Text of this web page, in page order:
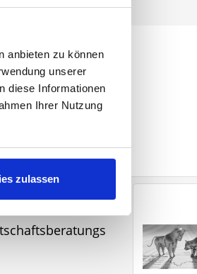
anbieten zu können
unserer
diese Informationen
Ihrer Nutzung
zulassen